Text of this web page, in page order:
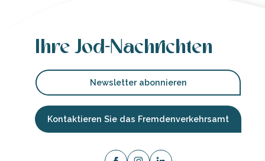
Ihre Jod-Nachrichten
Newsletter abonnieren
Kontaktieren Sie das Fremdenverkehrsamt